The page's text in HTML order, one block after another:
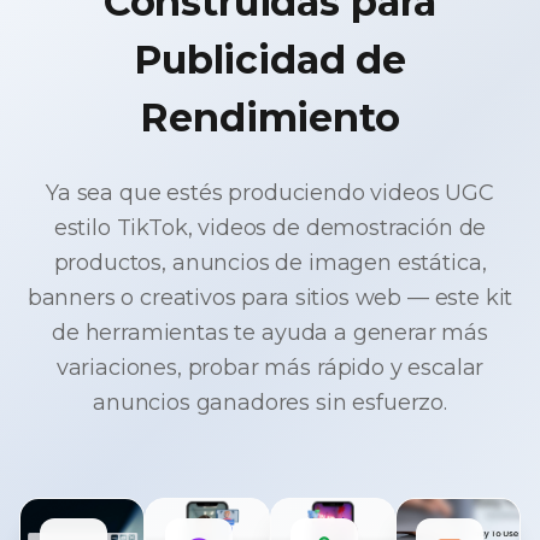
Publicidad de
Rendimiento
Ya sea que estés produciendo videos UGC
estilo TikTok, videos de demostración de
productos, anuncios de imagen estática,
banners o creativos para sitios web — este kit
de herramientas te ayuda a generar más
variaciones, probar más rápido y escalar
anuncios ganadores sin esfuerzo.